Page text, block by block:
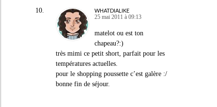
WHATDIALIKE
25 mai 2011 à 09:13
matelot ou est ton
chapeau?:)
très mimi ce petit short, parfait pour les
températures actuelles.
pour le shopping poussette c’est galère :/
bonne fin de séjour.